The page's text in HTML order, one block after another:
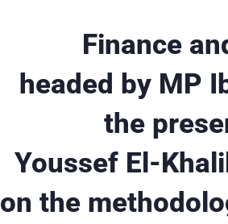
Finance
headed by MP
the
Youssef El-
on the